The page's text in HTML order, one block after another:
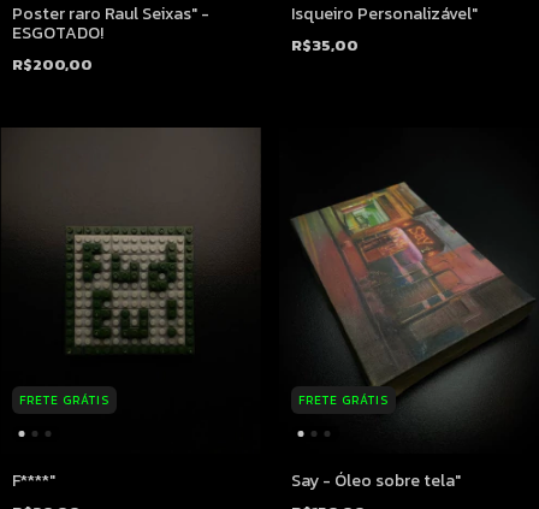
Poster raro Raul Seixas" -
ESGOTADO!
R$200,00
Isqueiro Personalizável"
R$35,00
FRETE GRÁTIS
F****"
FRETE GRÁTIS
Say - Óleo sobre tela"